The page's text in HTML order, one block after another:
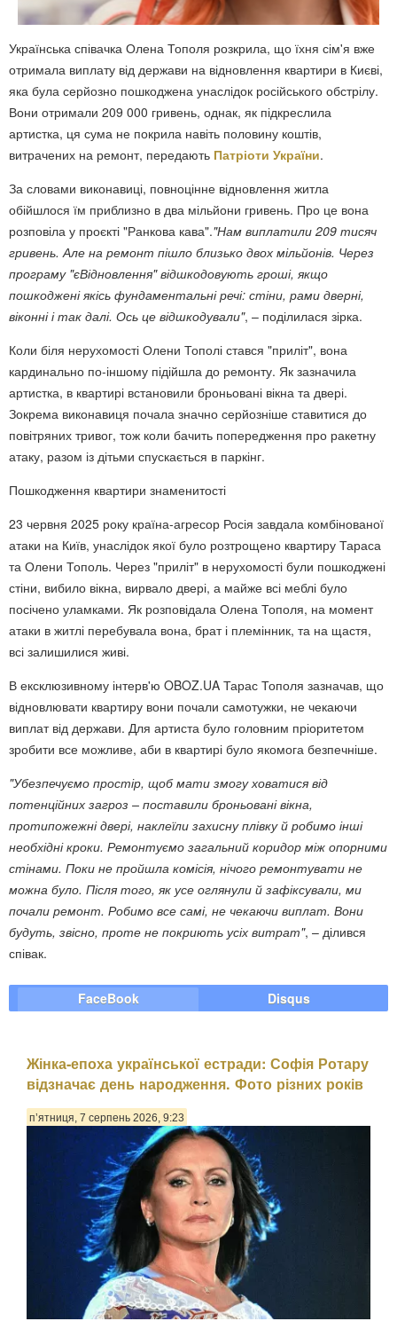
Українська співачка Олена Тополя розкрила, що їхня сім'я вже
отримала виплату від держави на відновлення квартири в Києві,
яка була серйозно пошкоджена унаслідок російського обстрілу.
Вони отримали 209 000 гривень, однак, як підкреслила
артистка, ця сума не покрила навіть половину коштів,
витрачених на ремонт, передають Патріоти України.
За словами виконавиці, повноцінне відновлення житла
обійшлося їм приблизно в два мільйони гривень. Про це вона
розповіла у проєкті "Ранкова кава"."Нам виплатили 209 тисяч
гривень. Але на ремонт пішло близько двох мільйонів. Через
програму "єВідновлення" відшкодовують гроші, якщо
пошкоджені якісь фундаментальні речі: стіни, рами дверні,
віконні і так далі. Ось це відшкодували", – поділилася зірка.
Коли біля нерухомості Олени Тополі стався "приліт", вона
кардинально по-іншому підійшла до ремонту. Як зазначила
артистка, в квартирі встановили броньовані вікна та двері.
Зокрема виконавиця почала значно серйозніше ставитися до
повітряних тривог, тож коли бачить попередження про ракетну
атаку, разом із дітьми спускається в паркінг.
Пошкодження квартири знаменитості
23 червня 2025 року країна-агресор Росія завдала комбінованої
атаки на Київ, унаслідок якої було розтрощено квартиру Тараса
та Олени Тополь. Через "приліт" в нерухомості були пошкоджені
стіни, вибило вікна, вирвало двері, а майже всі меблі було
посічено уламками. Як розповідала Олена Тополя, на момент
атаки в житлі перебувала вона, брат і племінник, та на щастя,
всі залишилися живі.
В ексклюзивному інтерв'ю OBOZ.UA Тарас Тополя зазначав, що
відновлювати квартиру вони почали самотужки, не чекаючи
виплат від держави. Для артиста було головним пріоритетом
зробити все можливе, аби в квартирі було якомога безпечніше.
"Убезпечуємо простір, щоб мати змогу ховатися від
потенційних загроз – поставили броньовані вікна,
протипожежні двері, наклеїли захисну плівку й робимо інші
необхідні кроки. Ремонтуємо загальний коридор між опорними
стінами. Поки не пройшла комісія, нічого ремонтувати не
можна було. Після того, як усе оглянули й зафіксували, ми
почали ремонт. Робимо все самі, не чекаючи виплат. Вони
будуть, звісно, проте не покриють усіх витрат", – ділився
співак.
FaceBook Disqus
Жінка-епоха української естради: Софія Ротару
відзначає день народження. Фото різних років
п’ятниця, 7 серпень 2026, 9:23